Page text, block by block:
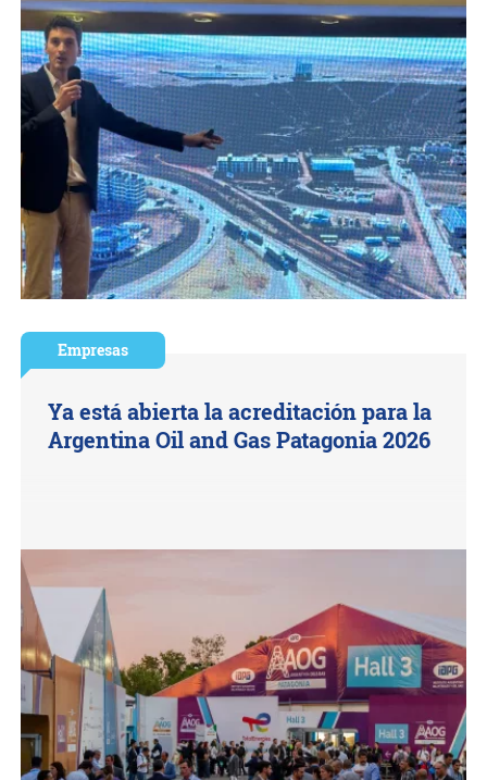
Empresas
Ya está abierta la acreditación para la
Argentina Oil and Gas Patagonia 2026